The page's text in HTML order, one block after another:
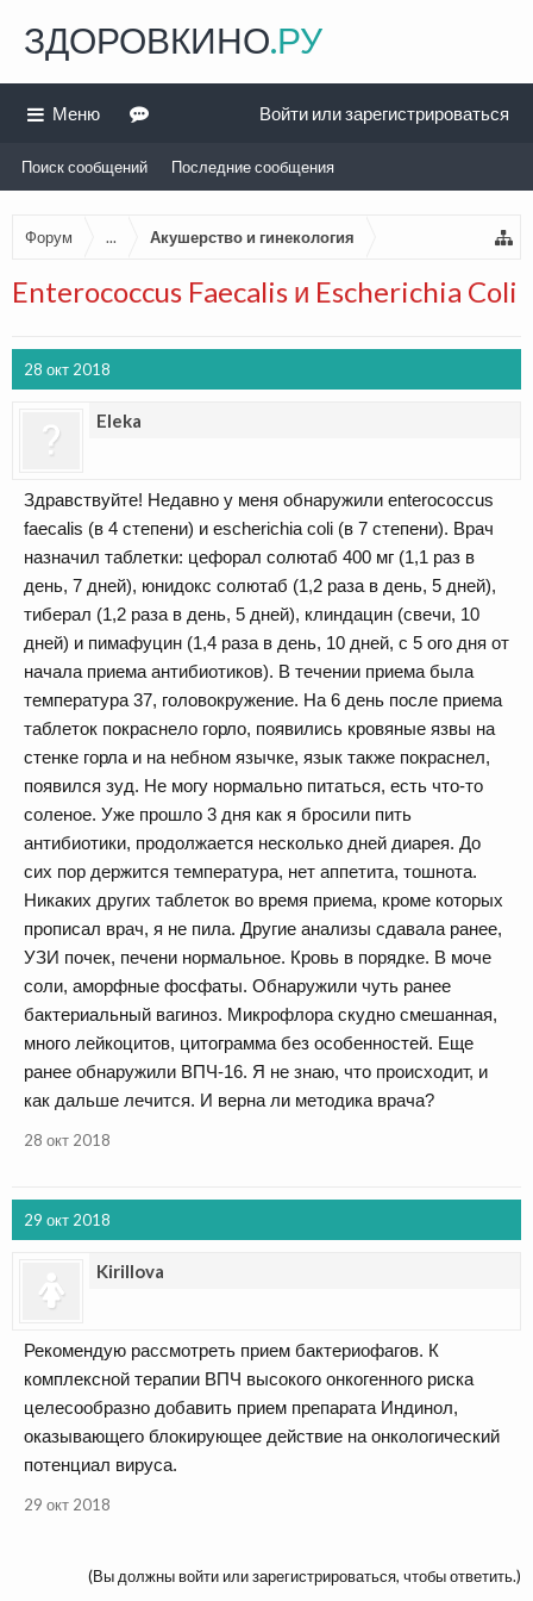
Форум ... Акушерство и гинекология
Enterococcus Faecalis и Escherichia Coli
28 окт 2018
Eleka
Здравствуйте! Недавно у меня обнаружили enterococcus
faecalis (в 4 степени) и escherichia coli (в 7 степени). Врач
назначил таблетки: цефорал солютаб 400 мг (1,1 раз в
день, 7 дней), юнидокс солютаб (1,2 раза в день, 5 дней),
тиберал (1,2 раза в день, 5 дней), клиндацин (свечи, 10
дней) и пимафуцин (1,4 раза в день, 10 дней, с 5 ого дня от
начала приема антибиотиков). В течении приема была
температура 37, головокружение. На 6 день после приема
таблеток покраснело горло, появились кровяные язвы на
стенке горла и на небном язычке, язык также покраснел,
появился зуд. Не могу нормально питаться, есть что-то
соленое. Уже прошло 3 дня как я бросили пить
антибиотики, продолжается несколько дней диарея. До
сих пор держится температура, нет аппетита, тошнота.
Никаких других таблеток во время приема, кроме которых
прописал врач, я не пила. Другие анализы сдавала ранее,
УЗИ почек, печени нормальное. Кровь в порядке. В моче
соли, аморфные фосфаты. Обнаружили чуть ранее
бактериальный вагиноз. Микрофлора скудно смешанная,
много лейкоцитов, цитограмма без особенностей. Еще
ранее обнаружили ВПЧ-16. Я не знаю, что происходит, и
как дальше лечится. И верна ли методика врача?
28 окт 2018
29 окт 2018
Kirillova
Рекомендую рассмотреть прием бактериофагов. К
комплексной терапии ВПЧ высокого онкогенного риска
целесообразно добавить прием препарата Индинол,
оказывающего блокирующее действие на онкологический
потенциал вируса.
29 окт 2018
(Вы должны войти или зарегистрироваться, чтобы ответить.)
ЗДОРОВКИНО.РУ
Меню
Поиск сообщений Последние сообщения
Войти или зарегистрироваться